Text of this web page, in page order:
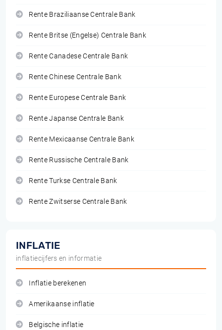
Rente Braziliaanse Centrale Bank
Rente Britse (Engelse) Centrale Bank
Rente Canadese Centrale Bank
Rente Chinese Centrale Bank
Rente Europese Centrale Bank
Rente Japanse Centrale Bank
Rente Mexicaanse Centrale Bank
Rente Russische Centrale Bank
Rente Turkse Centrale Bank
Rente Zwitserse Centrale Bank
INFLATIE
inflatiecijfers en informatie
Inflatie berekenen
Amerikaanse inflatie
Belgische inflatie